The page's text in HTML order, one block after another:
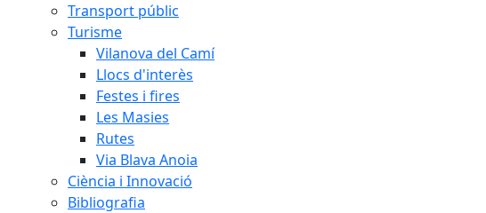
Transport públic
Turisme
Vilanova del Camí
Llocs d'interès
Festes i fires
Les Masies
Rutes
Via Blava Anoia
Ciència i Innovació
Bibliografia